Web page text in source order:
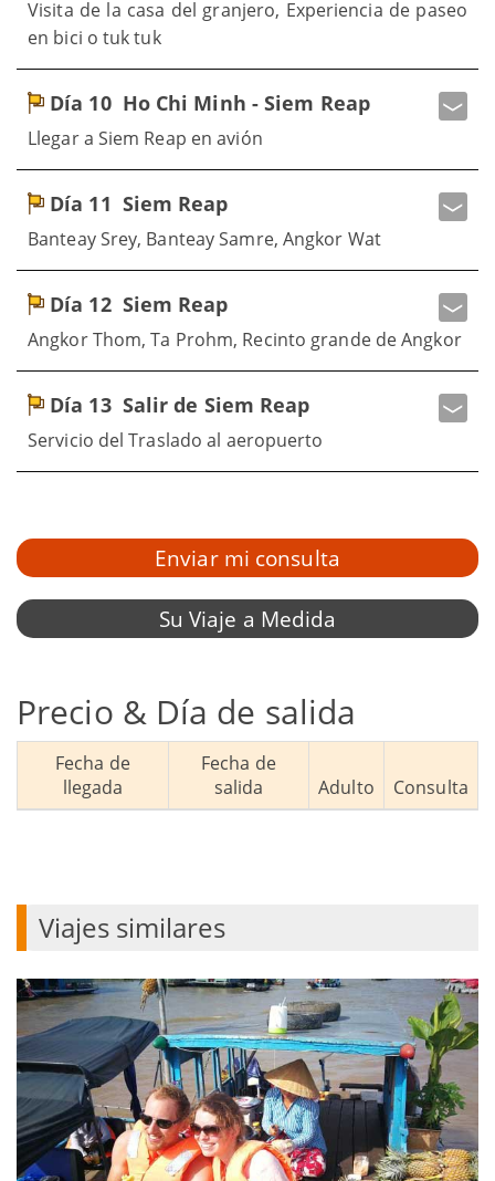
Visita de la casa del granjero, Experiencia de paseo
en bici o tuk tuk
Día 10 Ho Chi Minh - Siem Reap
Llegar a Siem Reap en avión
Día 11 Siem Reap
Banteay Srey, Banteay Samre, Angkor Wat
Día 12 Siem Reap
Angkor Thom, Ta Prohm, Recinto grande de Angkor
Día 13 Salir de Siem Reap
Servicio del Traslado al aeropuerto
Enviar mi consulta
Su Viaje a Medida
Precio & Día de salida
Fecha de
llegada
Fecha de
salida
Adulto Consulta
Viajes similares